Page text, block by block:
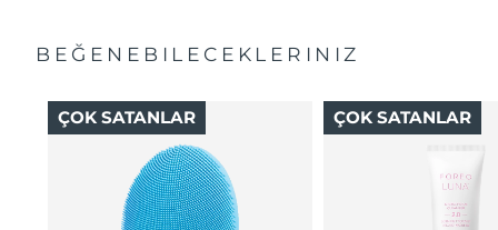
BEĞENEBILECEKLERINIZ
ÇOK SATANLAR ÇOK SATANLAR